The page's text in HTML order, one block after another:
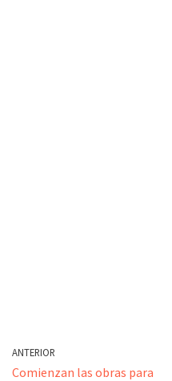
ANTERIOR
Comienzan las obras para